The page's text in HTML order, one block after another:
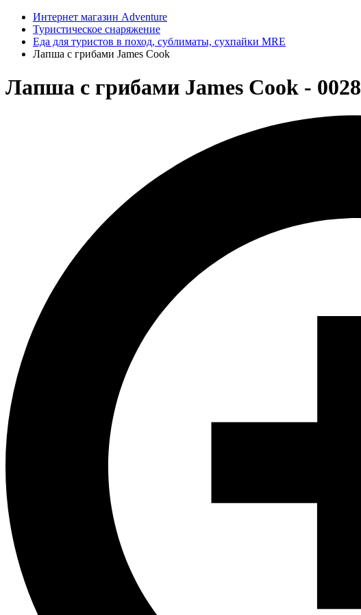
Интернет магазин Adventure
Туристическое снаряжение
Еда для туристов в поход, сублиматы, сухпайки MRE
Лапша с грибами James Cook
Лапша с грибами James Cook - 0028